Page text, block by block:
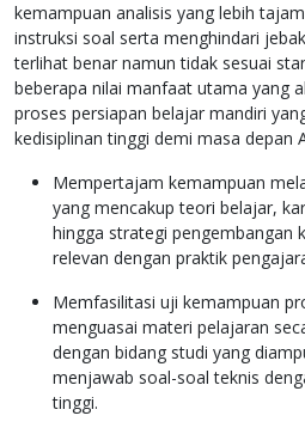
kemampuan analisis yang lebih
instruksi soal serta menghindari
terlihat benar namun tidak sesuai
beberapa nilai manfaat utama yang
proses persiapan belajar mandiri
kedisiplinan tinggi demi masa depan
Mempertajam kemampuan
yang mencakup teori belajar,
hingga strategi pengembangan
relevan dengan praktik
Memfasilitasi uji kemampuan
menguasai materi pelajaran
dengan bidang studi yang
menjawab soal-soal teknis
tinggi.